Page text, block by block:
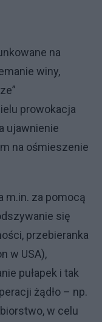
na
winy,
prowokacja
ujawnienie
na ośmieszenie
m.in. za pomocą
się
przebieranka
w USA),
pułapek i tak
żądło – np.
w celu